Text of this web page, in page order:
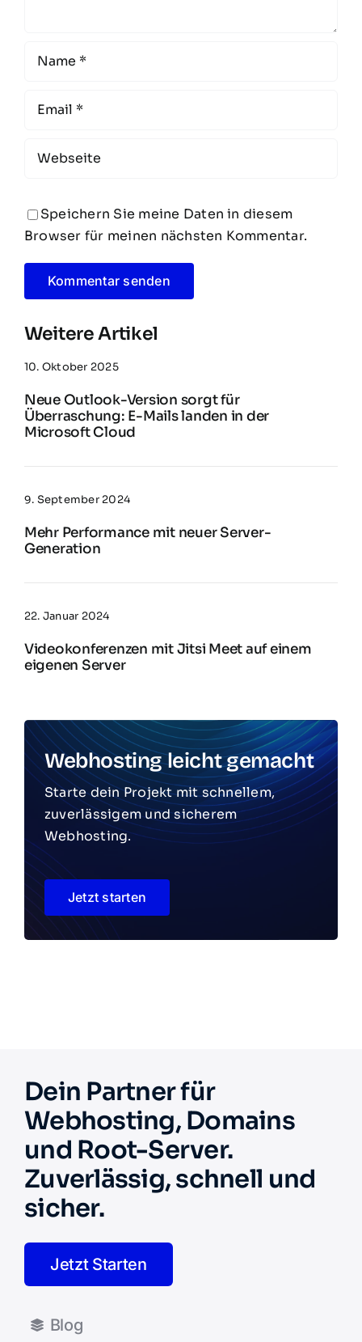
Speichern Sie meine Daten in diesem
Browser für meinen nächsten Kommentar.
Weitere Artikel
10. Oktober 2025
Neue Outlook-Version sorgt für
Überraschung: E-Mails landen in der
Microsoft Cloud
9. September 2024
Mehr Performance mit neuer Server-
Generation
22. Januar 2024
Videokonferenzen mit Jitsi Meet auf einem
eigenen Server
Webhosting leicht gemacht
Starte dein Projekt mit schnellem,
zuverlässigem und sicherem
Webhosting.
Jetzt starten
Dein Partner für
Webhosting, Domains
und Root-Server.
Zuverlässig, schnell und
sicher.
Jetzt Starten
Blog